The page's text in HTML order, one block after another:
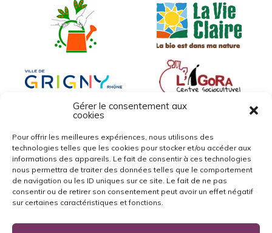
Gérer le consentement aux
cookies
Pour offrir les meilleures expériences, nous utilisons des
technologies telles que les cookies pour stocker et/ou accéder aux
informations des appareils. Le fait de consentir à ces technologies
nous permettra de traiter des données telles que le comportement
de navigation ou les ID uniques sur ce site. Le fait de ne pas
consentir ou de retirer son consentement peut avoir un effet négatif
sur certaines caractéristiques et fonctions.